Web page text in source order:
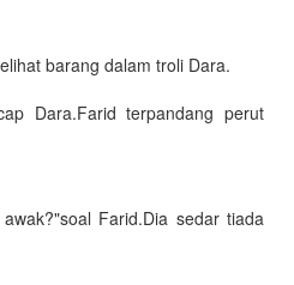
barang dalam troli Dara.
Dara.Farid terpandang perut
Farid.Dia sedar tiada